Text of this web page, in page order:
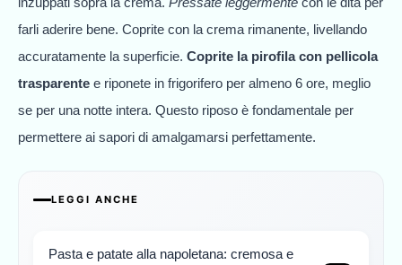
farli aderire bene. Coprite con la crema rimanente, livellando
accuratamente la superficie. Coprite la pirofila con pellicola
trasparente e riponete in frigorifero per almeno 6 ore, meglio
se per una notte intera. Questo riposo è fondamentale per
permettere ai sapori di amalgamarsi perfettamente.
LEGGI ANCHE
Pasta e patate alla napoletana: cremosa e